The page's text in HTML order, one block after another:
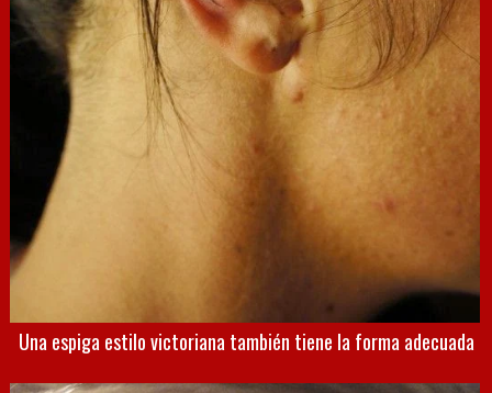
Una espiga estilo victoriana también tiene la forma adecuada